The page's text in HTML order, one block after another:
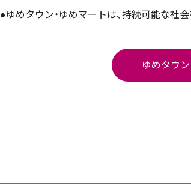
●ゆめタウン・ゆめマートは、持続可能な社
ゆめタウ